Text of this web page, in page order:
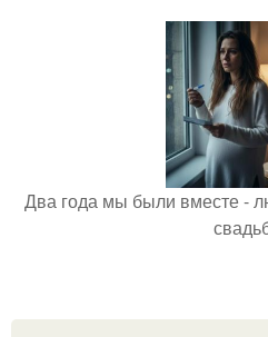
Два года мы были вместе -